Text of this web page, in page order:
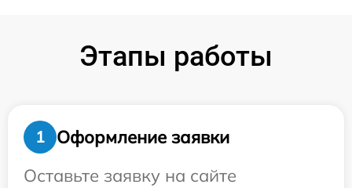
Этапы работы
1
Оформление заявки
Оставьте заявку на сайте